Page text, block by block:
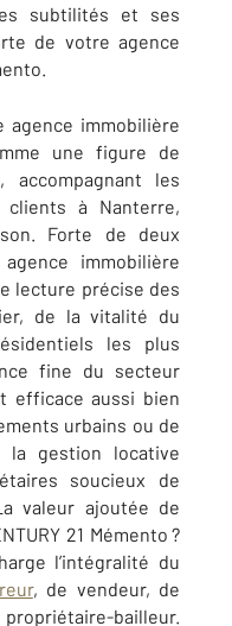
subtilités et ses
de votre agence
agence immobilière
une figure de
accompagnant les
à Nanterre,
Forte de deux
immobilière
lecture précise des
de la vitalité du
les plus
fine du secteur
efficace aussi bien
urbains ou de
la gestion locative
soucieux de
valeur ajoutée de
21 Mémento ?
l’intégralité du
, de vendeur, de
bailleur.